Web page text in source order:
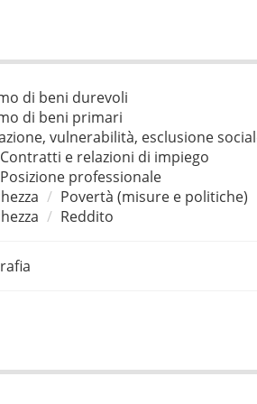
di beni durevoli
di beni primari
vulnerabilità, esclusione
Contratti e relazioni di impiego
Posizione professionale
Povertà (misure e politiche)
Reddito